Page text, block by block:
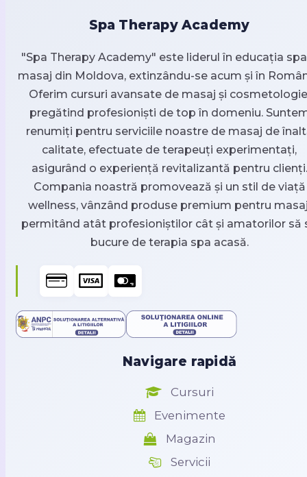
Spa Therapy Academy
"Spa Therapy Academy" este liderul în educația
masaj din Moldova, extinzându-se acum și în
Oferim cursuri avansate de masaj și
pregătind profesioniști de top în domeniu.
renumiți pentru serviciile noastre de masaj de
calitate, efectuate de terapeuți experimentați,
asigurând o experiență revitalizantă pentru clienți.
Compania noastră promovează și un stil de viață
wellness, vânzând produse premium pentru
permitând atât profesioniștilor cât și amatorilor să
bucure de terapia spa acasă.
Navigare rapidă
Cursuri
Evenimente
Magazin
Servicii